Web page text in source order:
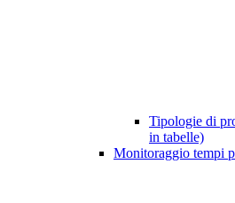
Tipologie di
in tabelle)
Monitoraggio tempi